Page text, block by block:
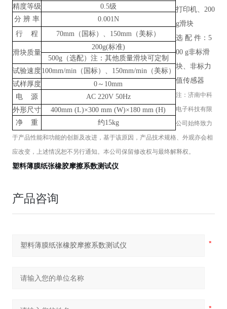
精度等级
0.5级
分 辨 率
0.001N
行
程 70mm（国标）、150mm（美标）
滑块质量
200g(标准)
500g（选配）注：其他质量滑块可定制
试验速度100mm/min（国标） 、 150mm/min（美标）
试样厚度
0～10mm
电
源
AC 220V 50Hz
外形尺寸
400mm (L)×300 mm (W)×180 mm (H)
净
重 约15kg
打印机、 200
g滑块
选 配 件： 5
00 g非标滑
块、非标力
值传感器
注： 济南中科
电子科技有限
公司 始终致力
于产品性能和功能的创新及改进，基于该原因，产品技术规格、外观亦会相
应改变，上述情况恕不另行通知。本公司保留修改权与最终解释权。
塑料薄膜纸张橡胶摩擦系数测试仪
产品咨询